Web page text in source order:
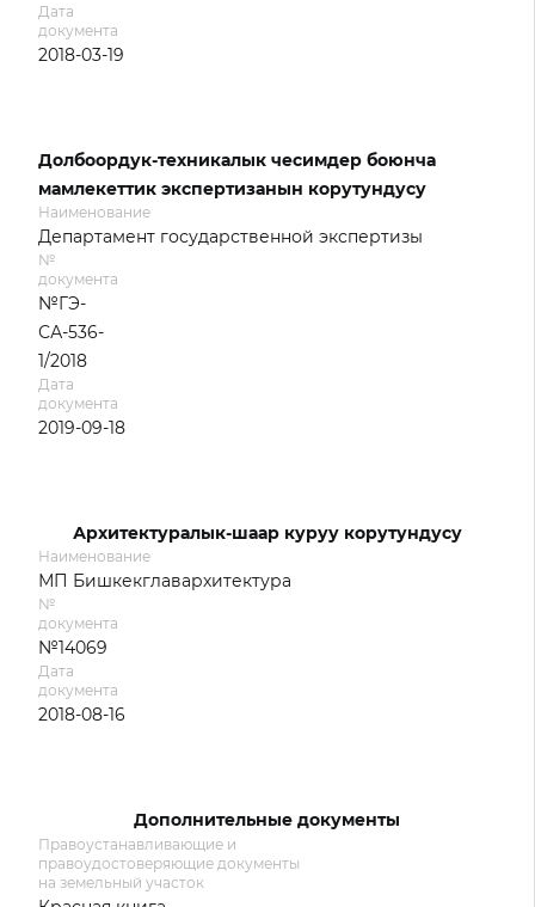
Дата
документа
2018-03-19
Долбоордук-техникалык чесимдер боюнча
мамлекеттик экспертизанын корутундусу
Наименование
Департамент государственной экспертизы
№
документа
№ГЭ-
СА-536-
1/2018
Дата
документа
2019-09-18
Архитектуралык-шаар куруу корутундусу
Наименование
МП Бишкекглавархитектура
№
документа
№14069
Дата
документа
2018-08-16
Дополнительные документы
Правоустанавливающие и
правоудостоверяющие документы
на земельный участок